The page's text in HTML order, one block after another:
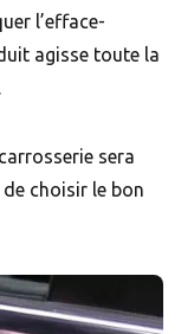
l’efface-
agisse toute la
sera
choisir le bon